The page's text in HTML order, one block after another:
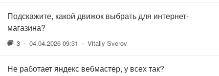
Подскажите, какой движок выбрать для интернет-
магазина?
3 • 04.04.2026 09:31 • Vitaliy Sverov
Не работает яндекс вебмастер, у всех так?